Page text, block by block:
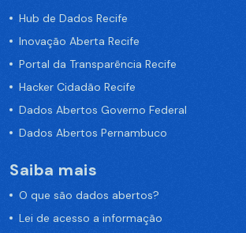
Hub de Dados Recife
Inovação Aberta Recife
Portal da Transparência Recife
Hacker Cidadão Recife
Dados Abertos Governo Federal
Dados Abertos Pernambuco
Saiba mais
O que são dados abertos?
Lei de acesso a informação